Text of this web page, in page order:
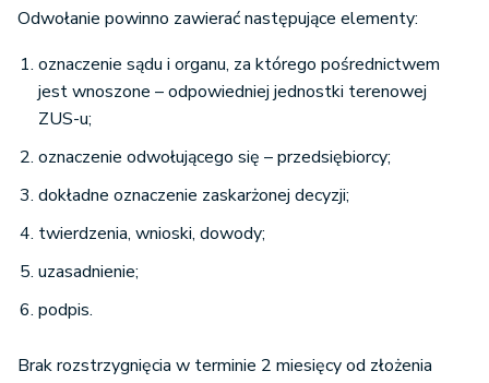
Odwołanie powinno zawierać następujące elementy:
oznaczenie sądu i organu, za którego pośrednictwem
jest wnoszone – odpowiedniej jednostki terenowej
ZUS-u;
oznaczenie odwołującego się – przedsiębiorcy;
dokładne oznaczenie zaskarżonej decyzji;
twierdzenia, wnioski, dowody;
uzasadnienie;
podpis.
Brak rozstrzygnięcia w terminie 2 miesięcy od złożenia